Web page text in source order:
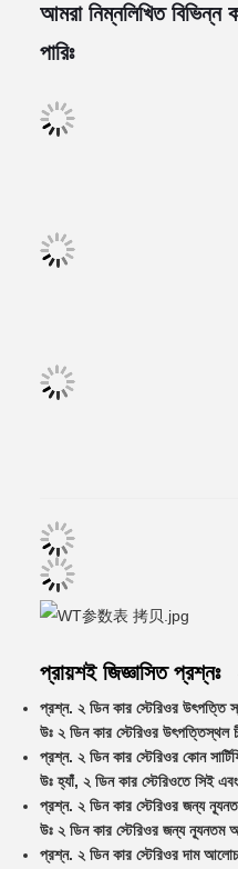
আমরা নিম্নলিখিত বিভিন্ন
পারিঃ
প্রায়শই জিজ্ঞাসিত প্রশ্নঃ
প্রশ্ন. ২ ডিন কার স্টেরিওর উৎপত্তি
উঃ ২ ডিন কার স্টেরিওর উৎপত্তিস্থল
প্রশ্ন. ২ ডিন কার স্টেরিওর কোন
উঃ হ্যাঁ, ২ ডিন কার স্টেরিওতে সিই
প্রশ্ন. ২ ডিন কার স্টেরিওর জন্য
উঃ ২ ডিন কার স্টেরিওর জন্য ন্যূনতম
প্রশ্ন. ২ ডিন কার স্টেরিওর দাম